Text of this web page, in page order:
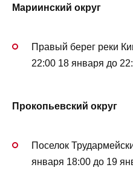
Мариинский округ
Правый берег реки
22:00 18 января до
Прокопьевский округ
Поселок
января 18:00 до 19